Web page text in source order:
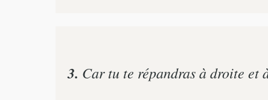
3. Car tu te répandras à droite et